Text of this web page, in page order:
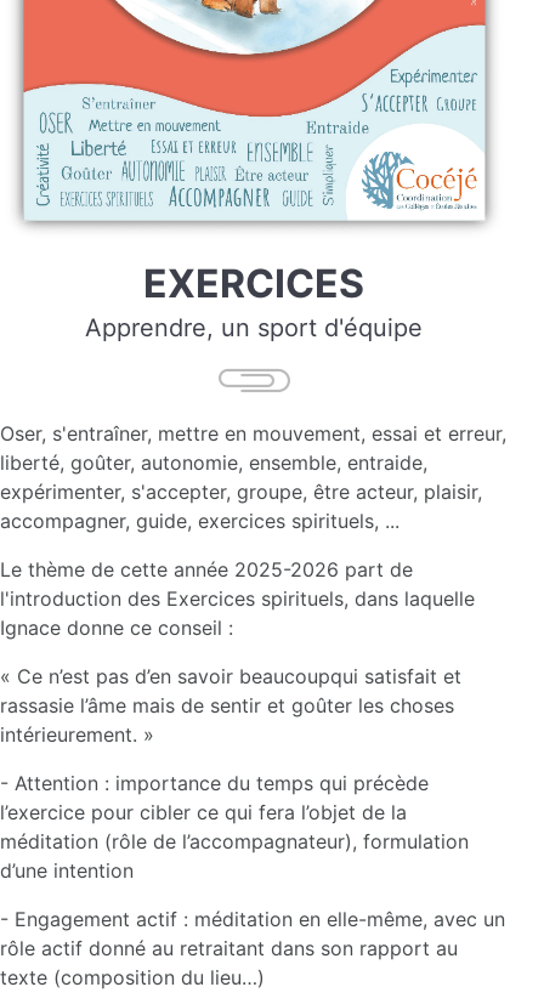
EXERCICES
Apprendre, un sport d'équipe
Oser, s'entraîner, mettre en mouvement, essai et erreur,
liberté, goûter, autonomie, ensemble, entraide,
expérimenter, s'accepter, groupe, être acteur, plaisir,
accompagner, guide, exercices spirituels, ...
Le thème de cette année 2025-2026 part de
l'introduction des Exercices spirituels, dans laquelle
Ignace donne ce conseil :
« Ce n’est pas d’en savoir beaucoupqui satisfait et
rassasie l’âme mais de sentir et goûter les choses
intérieurement. »
- Attention : importance du temps qui précède
l’exercice pour cibler ce qui fera l’objet de la
méditation (rôle de l’accompagnateur), formulation
d’une intention
- Engagement actif : méditation en elle-même, avec un
rôle actif donné au retraitant dans son rapport au
texte (composition du lieu…)